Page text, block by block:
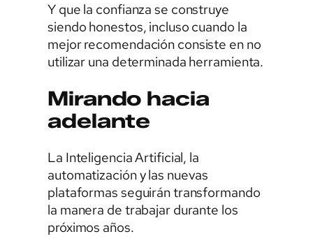
Y que la confianza se construye
siendo honestos, incluso cuando la
mejor recomendación consiste en no
utilizar una determinada herramienta.
Mirando hacia
adelante
La Inteligencia Artificial, la
automatización y las nuevas
plataformas seguirán transformando
la manera de trabajar durante los
próximos años.